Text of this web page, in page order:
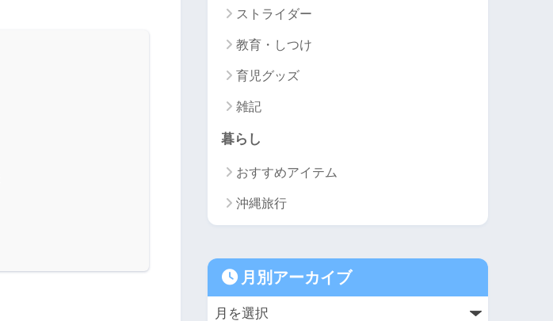
ストライダー
教育・しつけ
育児グッズ
雑記
暮らし
おすすめアイテム
沖縄旅行
月別アーカイブ